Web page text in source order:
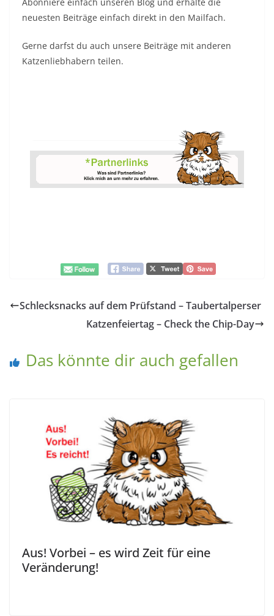
neuesten Beiträge einfach direkt in den Mailfach.
Gerne darfst du auch unsere Beiträge mit anderen
Katzenliebhabern teilen.
Schlecksnacks auf dem Prüfstand – Taubertalperser
Katzenfeiertag – Check the Chip-Day
Das könnte dir auch gefallen
Aus! Vorbei – es wird Zeit für eine
Veränderung!